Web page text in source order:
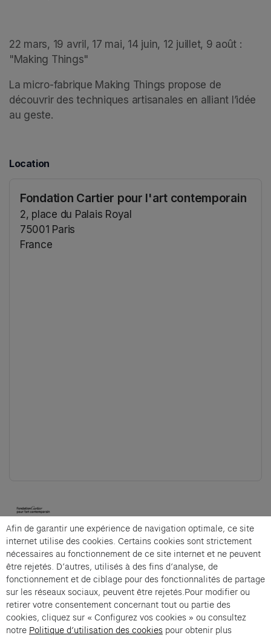
22 mars, 19 avril, 17 mai, 14 juin, 12 juillet, 9 août :
"Making Things"
La micro-fabrique Making Things propose de
découvrir des techniques artisanales en alliant l’idée
au geste.
Location
Fondation Cartier pour l'art contemporain
2, place du Palais Royal
75001 Paris
France
Cartier et Compagnie
La Micro-Fabrique is an offer from Cartier et
Compagnie .
Imprint of the organizer(opens in a new tab)
Data privacy of the organizer(opens in
Afin de garantir une expérience de navigation optimale, ce site
internet utilise des cookies. Certains cookies sont strictement
nécessaires au fonctionnement de ce site internet et ne peuvent
être rejetés. D’autres, utilisés à des fins d’analyse, de
fonctionnement et de ciblage pour des fonctionnalités de partage
sur les réseaux sociaux, peuvent être rejetés.Pour modifier ou
retirer votre consentement concernant tout ou partie des
cookies, cliquez sur « Configurez vos cookies » ou consultez
notre Politique d’utilisation des cookies pour obtenir plus